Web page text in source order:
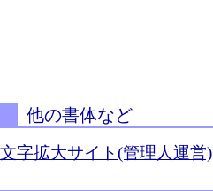
他の書体など
文字拡大サイト(管理人運営)